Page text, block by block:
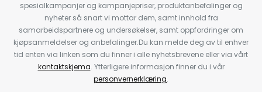
spesialkampanjer og kampanjepriser, produktanbefalinger og
nyheter så snart vi mottar dem, samt innhold fra
samarbeidspartnere og undersøkelser, samt oppfordringer om
kjøpsanmeldelser og anbefalinger.Du kan melde deg av til enhver
tid enten via linken som du finner i alle nyhetsbrevene eller via vårt
kontaktskjema. Ytterligere informasjon finner du i vår
personvernerklæring.